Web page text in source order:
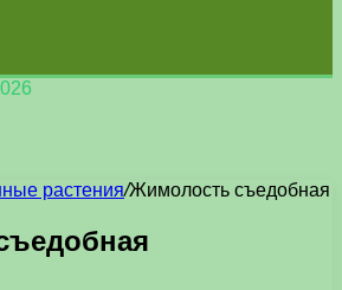
растения/Жимолость съедобная